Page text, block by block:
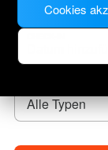
Alle Typen
Cookies